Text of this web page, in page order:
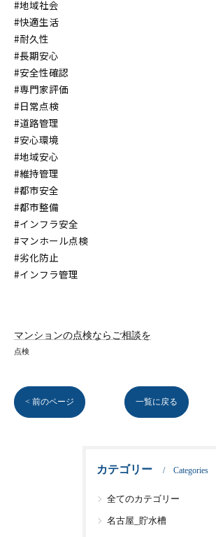
#地域社会
#快適生活
#耐久性
#長期安心
#安全性確認
#専門家評価
#日常点検
#道路管理
#安心環境
#地域安心
#維持管理
#都市安全
#都市整備
#インフラ安全
#マンホール点検
#劣化防止
#インフラ管理
マンションの点検ならご相談を
点検
< 前のページ 一覧に戻る
カテゴリー Categories
全てのカテゴリー
名古屋_貯水槽